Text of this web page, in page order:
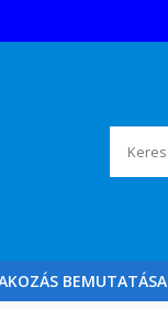
BEMUTATÁSA